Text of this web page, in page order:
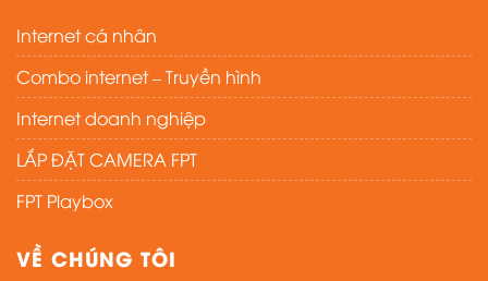
Internet cá nhân
Combo internet – Truyền hình
Internet doanh nghiệp
LẮP ĐẶT CAMERA FPT
FPT Playbox
VỀ CHÚNG TÔI